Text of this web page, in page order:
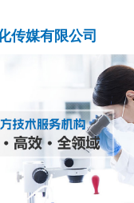
传媒有限公司